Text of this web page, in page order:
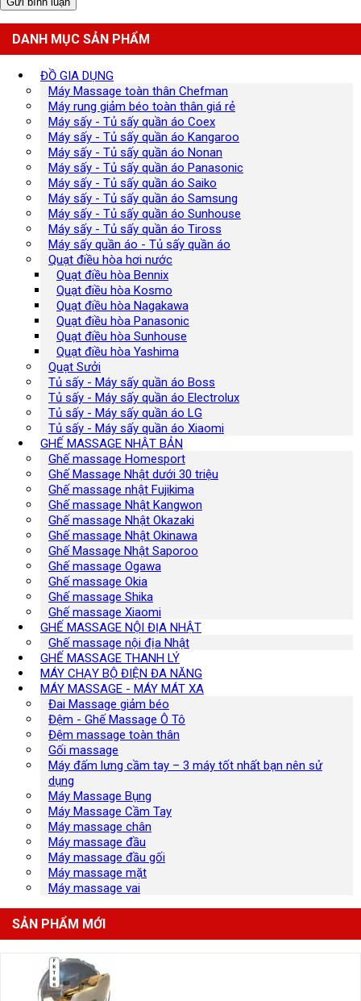
DANH MỤC SẢN PHẨM
ĐỒ GIA DỤNG
Máy Massage toàn thân Chefman
Máy rung giảm béo toàn thân giá rẻ
Máy sấy - Tủ sấy quần áo Coex
Máy sấy - Tủ sấy quần áo Kangaroo
Máy sấy - Tủ sấy quần áo Nonan
Máy sấy - Tủ sấy quần áo Panasonic
Máy sấy - Tủ sấy quần áo Saiko
Máy sấy - Tủ sấy quần áo Samsung
Máy sấy - Tủ sấy quần áo Sunhouse
Máy sấy - Tủ sấy quần áo Tiross
Máy sấy quần áo - Tủ sấy quần áo
Quạt điều hòa hơi nước
Quạt điều hòa Bennix
Quạt điều hòa Kosmo
Quạt điều hòa Nagakawa
Quạt điều hòa Panasonic
Quạt điều hòa Sunhouse
Quạt điều hòa Yashima
Quạt Sưởi
Tủ sấy - Máy sấy quần áo Boss
Tủ sấy - Máy sấy quần áo Electrolux
Tủ sấy - Máy sấy quần áo LG
Tủ sấy - Máy sấy quần áo Xiaomi
GHẾ MASSAGE NHẬT BẢN
Ghế massage Homesport
Ghế Massage Nhật dưới 30 triệu
Ghế massage nhật Fujikima
Ghế massage Nhật Kangwon
Ghế massage Nhật Okazaki
Ghế massage Nhật Okinawa
Ghế Massage Nhật Saporoo
Ghế massage Ogawa
Ghế massage Okia
Ghế massage Shika
Ghế massage Xiaomi
GHẾ MASSAGE NỘI ĐỊA NHẬT
Ghế massage nội địa Nhật
GHẾ MASSAGE THANH LÝ
MÁY CHẠY BỘ ĐIỆN ĐA NĂNG
MÁY MASSAGE - MÁY MÁT XA
Đai Massage giảm béo
Đệm - Ghế Massage Ô Tô
Đệm massage toàn thân
Gối massage
Máy đấm lưng cầm tay – 3 máy tốt nhất bạn nên sử
dụng
Máy Massage Bụng
Máy Massage Cầm Tay
Máy massage chân
Máy massage đầu
Máy massage đầu gối
Máy massage mặt
Máy massage vai
SẢN PHẨM MỚI